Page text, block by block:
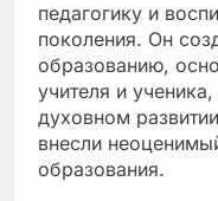
педагогику и
поколения. Он
образованию,
учителя и
духовном
внесли
образования.